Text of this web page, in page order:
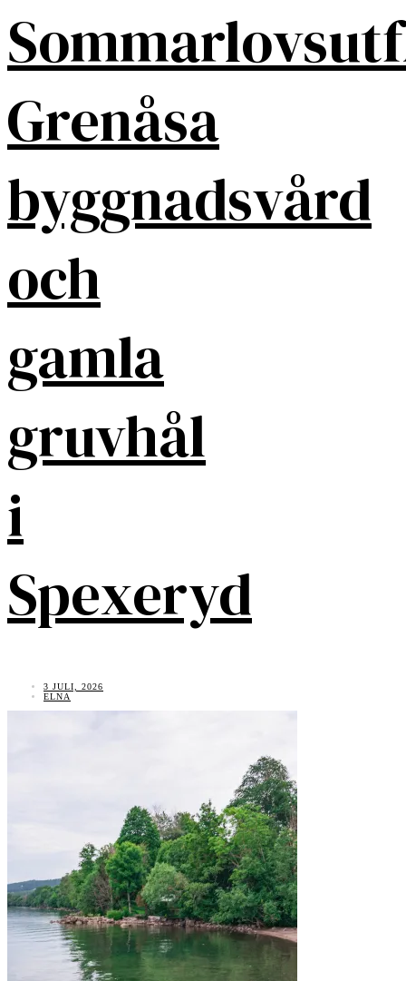
Grenåsa
byggnadsvård
och
gamla
gruvhål
i
Spexeryd
3 JULI, 2026
ELNA